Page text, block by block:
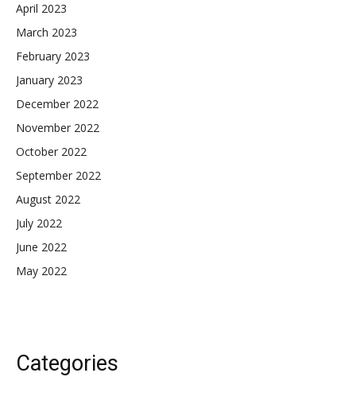
April 2023
March 2023
February 2023
January 2023
December 2022
November 2022
October 2022
September 2022
August 2022
July 2022
June 2022
May 2022
Categories